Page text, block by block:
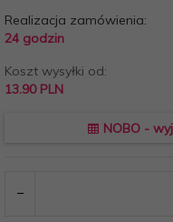
Realizacja zamówienia:
24 godzin
Koszt wysyłki od:
13.90 PLN
NOBO -